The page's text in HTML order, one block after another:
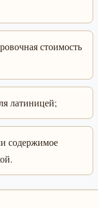
стоимость
латиницей;
содержимое